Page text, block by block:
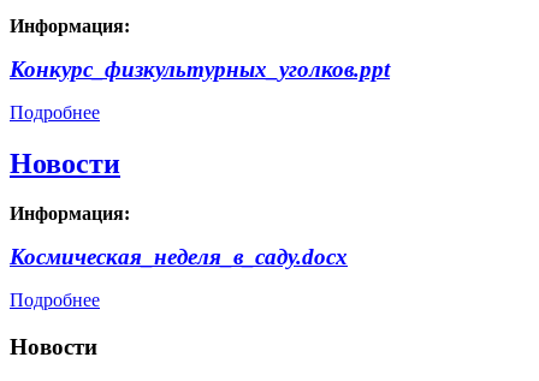
Информация:
Конкурс_физкультурных_уголков.ppt
Подробнее
Новости
Информация:
Космическая_неделя_в_саду.docx
Подробнее
Новости